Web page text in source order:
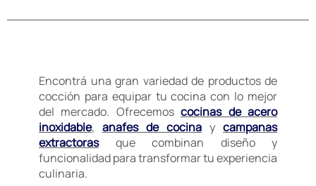
Encontrá una gran variedad de productos de
cocción para equipar tu cocina con lo mejor
del mercado. Ofrecemoscocinas de acero
inoxidable, anafes de cocina y campanas
extractorasque combinan diseño y
funcionalidad para transformar tu experiencia
culinaria.